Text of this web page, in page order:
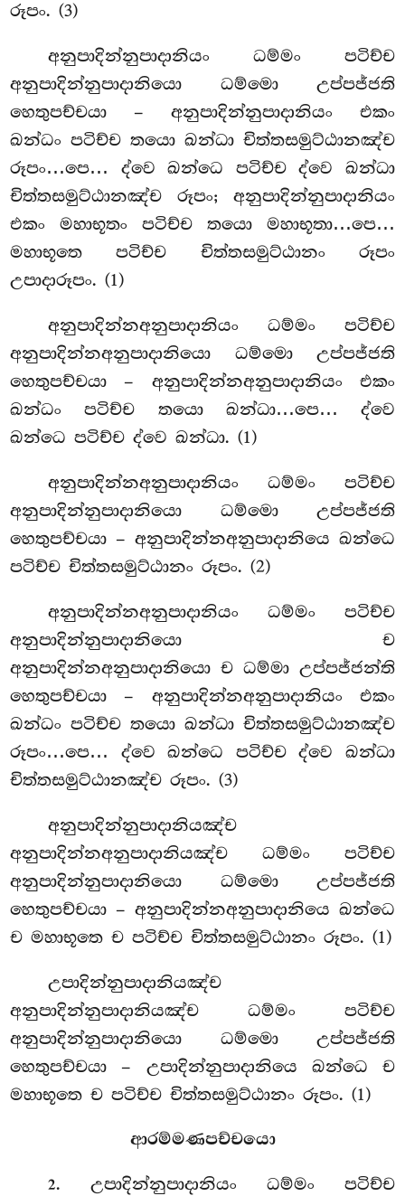
රූපං. (3)
අනුපාදින්නුපාදානියං ධම්මං පටිච්ච
අනුපාදින්නුපාදානියො ධම්මො උප්පජ්ජති
හෙතුපච්චයා – අනුපාදින්නුපාදානියං එකං
ඛන්ධං පටිච්ච තයො ඛන්ධා චිත්තසමුට්ඨානඤ්ච
රූපං…පෙ… ද්වෙ ඛන්ධෙ පටිච්ච ද්වෙ ඛන්ධා
චිත්තසමුට්ඨානඤ්ච රූපං; අනුපාදින්නුපාදානියං
එකං මහාභූතං පටිච්ච තයො මහාභූතා…පෙ…
මහාභූතෙ පටිච්ච චිත්තසමුට්ඨානං රූපං
උපාදාරූපං. (1)
අනුපාදින්නඅනුපාදානියං ධම්මං පටිච්ච
අනුපාදින්නඅනුපාදානියො ධම්මො උප්පජ්ජති
හෙතුපච්චයා – අනුපාදින්නඅනුපාදානියං එකං
ඛන්ධං පටිච්ච තයො ඛන්ධා…පෙ… ද්වෙ
ඛන්ධෙ පටිච්ච ද්වෙ ඛන්ධා. (1)
අනුපාදින්නඅනුපාදානියං ධම්මං පටිච්ච
අනුපාදින්නුපාදානියො ධම්මො උප්පජ්ජති
හෙතුපච්චයා – අනුපාදින්නඅනුපාදානියෙ ඛන්ධෙ
පටිච්ච චිත්තසමුට්ඨානං රූපං. (2)
අනුපාදින්නඅනුපාදානියං ධම්මං පටිච්ච
අනුපාදින්නුපාදානියො ච
අනුපාදින්නඅනුපාදානියො ච ධම්මා උප්පජ්ජන්ති
හෙතුපච්චයා – අනුපාදින්නඅනුපාදානියං එකං
ඛන්ධං පටිච්ච තයො ඛන්ධා චිත්තසමුට්ඨානඤ්ච
රූපං…පෙ… ද්වෙ ඛන්ධෙ පටිච්ච ද්වෙ ඛන්ධා
චිත්තසමුට්ඨානඤ්ච රූපං. (3)
අනුපාදින්නුපාදානියඤ්ච
අනුපාදින්නඅනුපාදානියඤ්ච ධම්මං පටිච්ච
අනුපාදින්නුපාදානියො ධම්මො උප්පජ්ජති
හෙතුපච්චයා – අනුපාදින්නඅනුපාදානියෙ ඛන්ධෙ
ච මහාභූතෙ ච පටිච්ච චිත්තසමුට්ඨානං රූපං. (1)
උපාදින්නුපාදානියඤ්ච
අනුපාදින්නුපාදානියඤ්ච ධම්මං පටිච්ච
අනුපාදින්නුපාදානියො ධම්මො උප්පජ්ජති
හෙතුපච්චයා – උපාදින්නුපාදානියෙ ඛන්ධෙ ච
මහාභූතෙ ච පටිච්ච චිත්තසමුට්ඨානං රූපං. (1)
ආරම්මණපච්චයො
2. උපාදින්නුපාදානියං ධම්මං පටිච්ච